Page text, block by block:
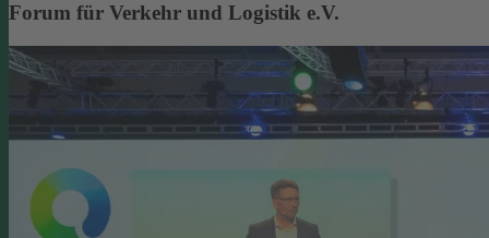
Forum für Verkehr und Logistik e.V.